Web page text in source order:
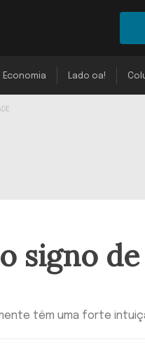
Economia Lado oa!
signo de
têm uma forte